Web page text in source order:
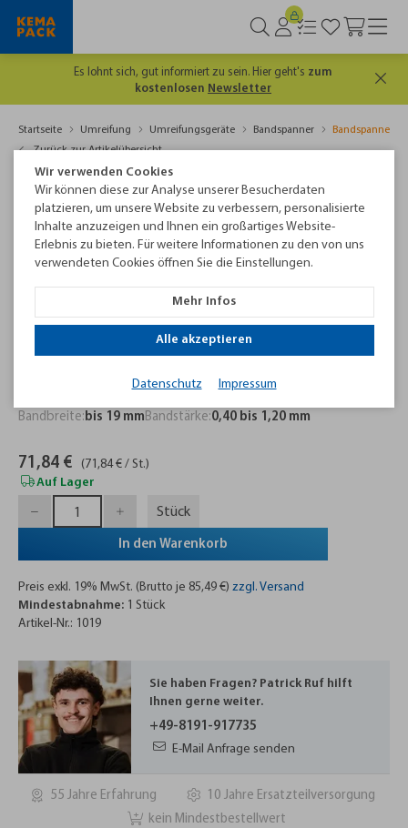
Es lohnt sich, gut informiert zu sein. Hier geht's zum
kostenlosen Newsletter
Startseite Umreifung Umreifungsgeräte Bandspanner
Bandspanner
Zurück zur Artikelübersicht
Bandbreite: bis 19 mm Bandstärke:0,40 bis 1,20 mm
71,84 €
(71,84 € / St.)
Auf Lager
Stück
In den Warenkorb
Preis exkl. 19% MwSt. (Brutto je 85,49 €) zzgl. Versand
Mindestabnahme: 1 Stück
Artikel-Nr.: 1019
Sie haben Fragen? Patrick Ruf hilft
Ihnen gerne weiter.
+49-8191-917735
E-Mail Anfrage senden
55 Jahre Erfahrung
10 Jahre Ersatzteilversorgung
kein Mindestbestellwert
Wir verwenden Cookies
Wir können diese zur Analyse unserer Besucherdaten
platzieren, um unsere Website zu verbessern, personalisierte
Inhalte anzuzeigen und Ihnen ein großartiges Website-
Erlebnis zu bieten. Für weitere Informationen zu den von uns
verwendeten Cookies öffnen Sie die Einstellungen.
Mehr Infos
Alle akzeptieren
Datenschutz Impressum